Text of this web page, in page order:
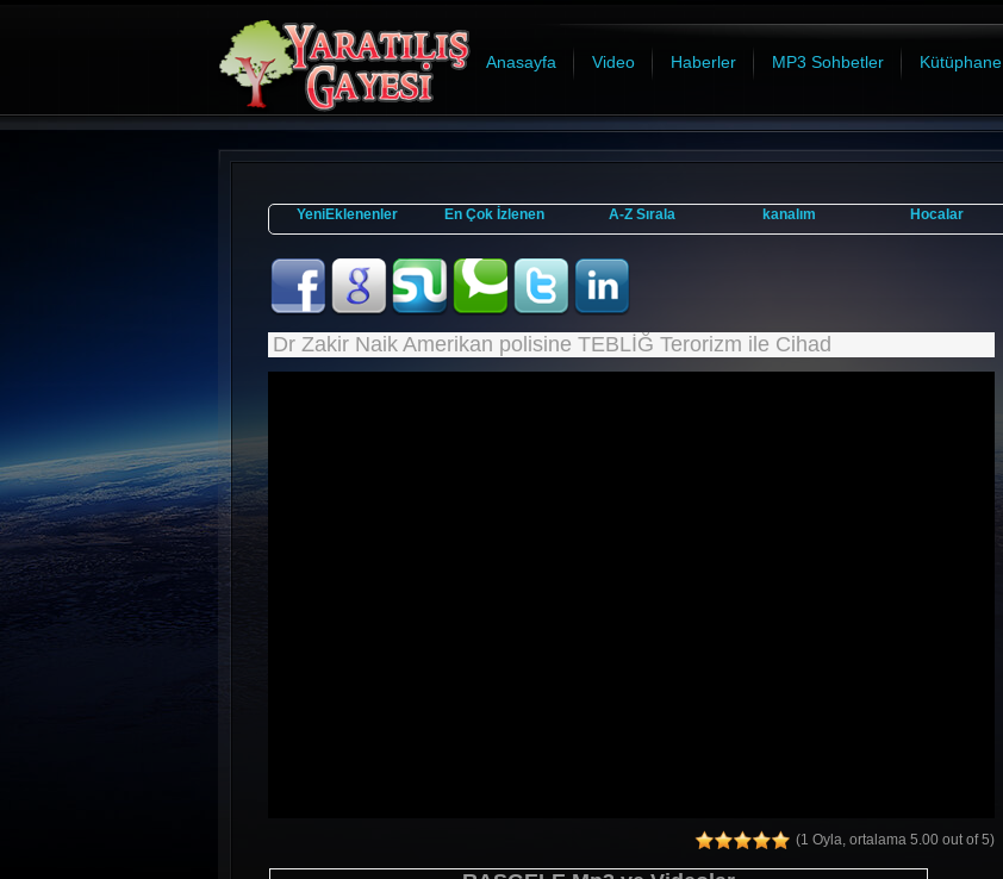
Anasayfa Video Haberler MP3 Sohbetler Kütüphane
YeniEklenenler En Çok İzlenen A-Z Sırala kanalım Hocalar
Dr Zakir Naik Amerikan polisine TEBLİĞ Terorizm ile Cihad
(1 Oyla, ortalama 5.00 out of 5)